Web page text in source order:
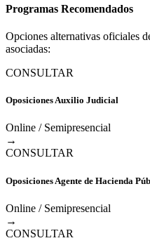
Programas Recomendados
Opciones alternativas oficiales
asociadas:
CONSULTAR
Oposiciones Auxilio Judicial
Online / Semipresencial
→
CONSULTAR
Oposiciones Agente de Hacienda
Online / Semipresencial
→
CONSULTAR